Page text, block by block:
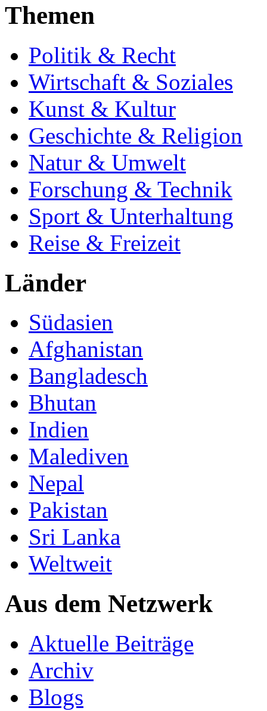
Themen
Politik & Recht
Wirtschaft & Soziales
Kunst & Kultur
Geschichte & Religion
Natur & Umwelt
Forschung & Technik
Sport & Unterhaltung
Reise & Freizeit
Länder
Südasien
Afghanistan
Bangladesch
Bhutan
Indien
Malediven
Nepal
Pakistan
Sri Lanka
Weltweit
Aus dem Netzwerk
Aktuelle Beiträge
Archiv
Blogs